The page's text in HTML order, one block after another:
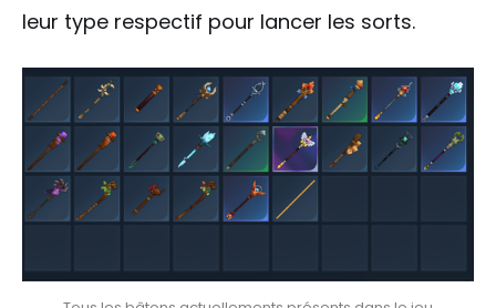
leur type respectif pour lancer les sorts.